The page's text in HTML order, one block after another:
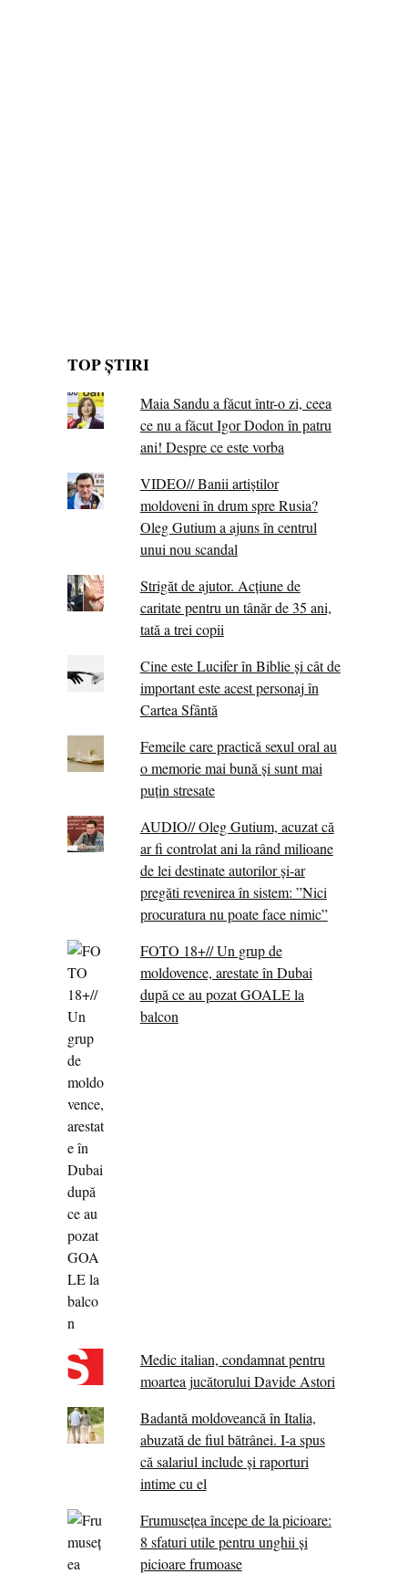
TOP ȘTIRI
Maia Sandu a făcut într-o zi, ceea
ce nu a făcut Igor Dodon în patru
ani! Despre ce este vorba
VIDEO// Banii artiștilor
moldoveni în drum spre Rusia?
Oleg Gutium a ajuns în centrul
unui nou scandal
Strigăt de ajutor. Acțiune de
caritate pentru un tânăr de 35 ani,
tată a trei copii
Cine este Lucifer în Biblie și cât de
important este acest personaj în
Cartea Sfântă
Femeile care practică sexul oral au
o memorie mai bună și sunt mai
puțin stresate
AUDIO// Oleg Gutium, acuzat că
ar fi controlat ani la rând milioane
de lei destinate autorilor și-ar
pregăti revenirea în sistem: ”Nici
procuratura nu poate face nimic”
FOTO 18+// Un grup de
moldovence, arestate în Dubai
după ce au pozat GOALE la
balcon
Medic italian, condamnat pentru
moartea jucătorului Davide Astori
Badantă moldoveancă în Italia,
abuzată de fiul bătrânei. I-a spus
că salariul include și raporturi
intime cu el
Frumusețea începe de la picioare:
8 sfaturi utile pentru unghii și
picioare frumoase